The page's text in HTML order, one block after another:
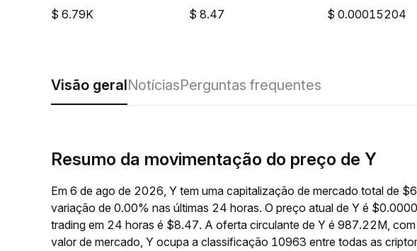
6.79K 8.47 0.00015204
Visão geralNotíciasPerguntas frequentes
Resumo da movimentação do preço de Y
Em 6 de ago de 2026, Y tem uma capitalização de mercado total de
variação de 0.00% nas últimas 24 horas. O preço atual de Y é
trading em 24 horas é $8.47. A oferta circulante de Y é 987.22M,
valor de mercado, Y ocupa a classificação 10963 entre todas as